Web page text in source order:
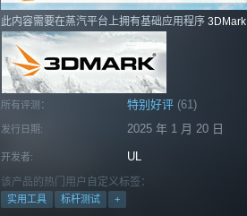
此内容需要在蒸汽平台上拥有基础应用程序 3DMark
所有评测： 特别好评 (61)
发行日期: 2025 年 1 月 20 日
开发者: UL
该产品的热门用户自定义标签：
实用工具 标杆测试 +